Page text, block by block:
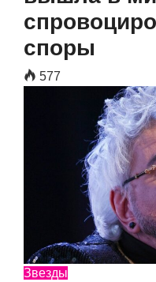
споры
577
Звезды